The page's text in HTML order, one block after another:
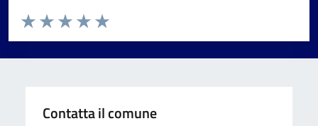
Valuta da 1 a 5 stelle la pagina
Valuta 5 stelle su 5
Valuta 4 stelle su 5
Valuta 3 stelle su 5
Valuta 2 stelle su 5
Valuta 1 stelle su 5
Contatta il comune